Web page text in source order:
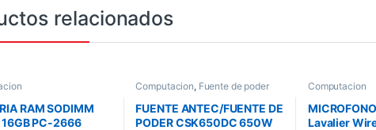
relacionados
RAM SODIMM
16GB PC-2666
Computacion, Fuente de poder
FUENTE ANTEC/FUENTE DE
PODER CSK650DC 650W
Computacion
Lavalier